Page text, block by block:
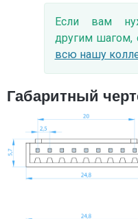
Если вам
другим шагом,
всю нашу
Габаритный